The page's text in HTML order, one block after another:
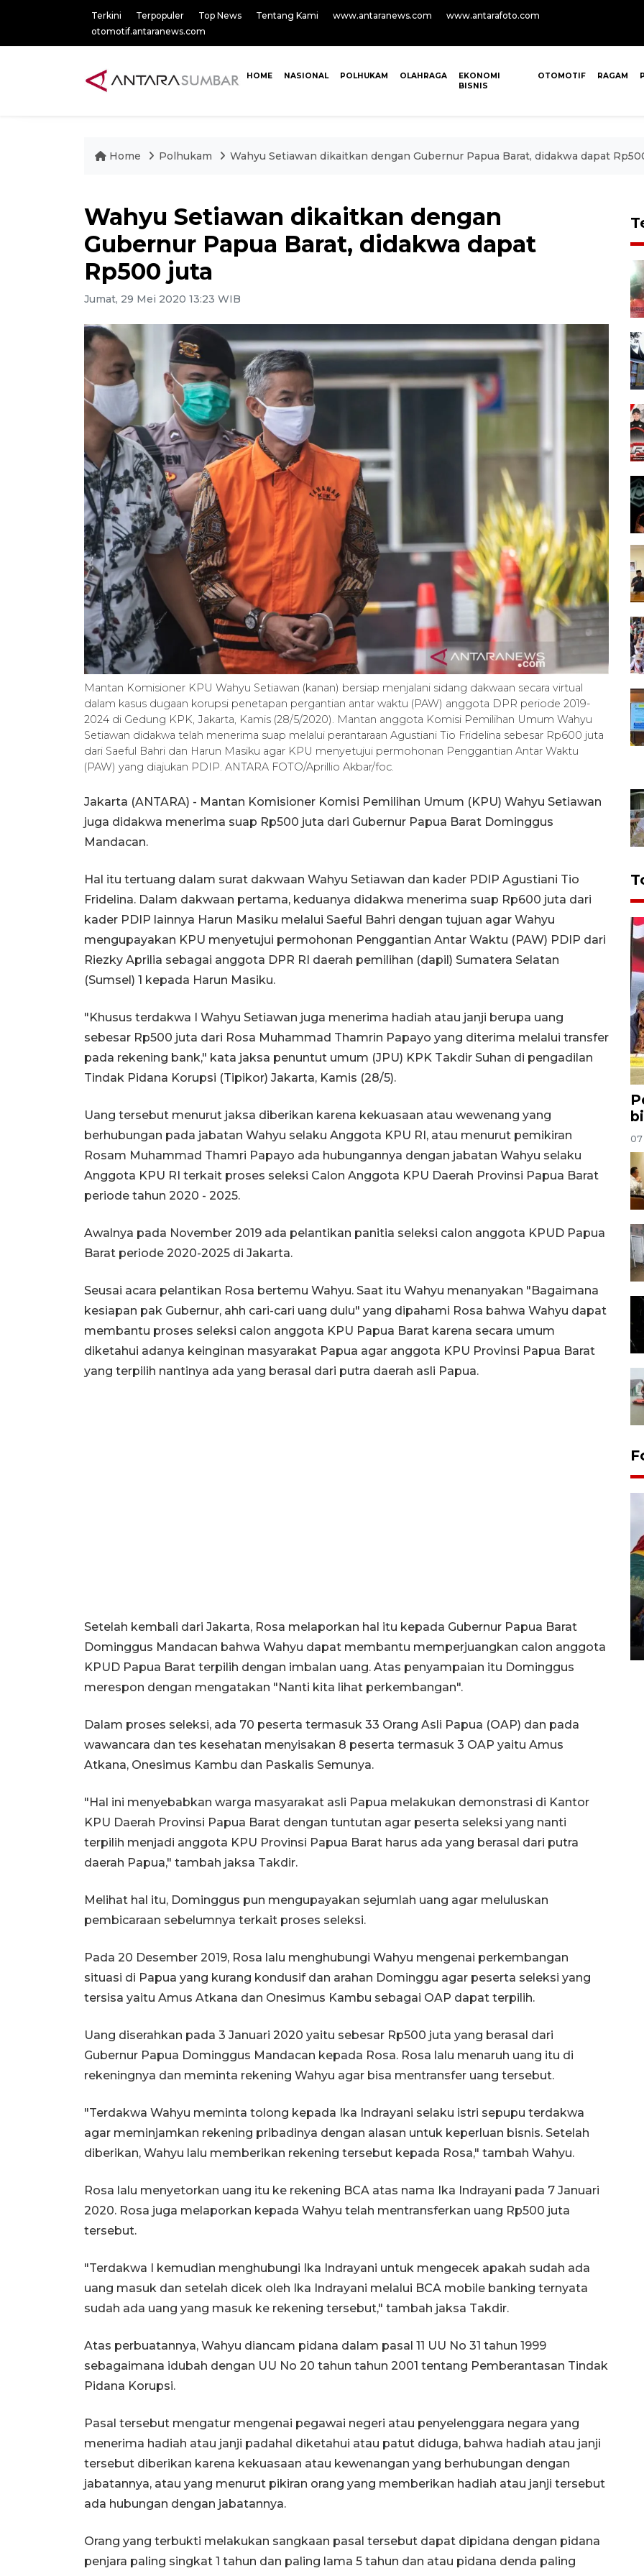
Terkini Terpopuler Top News Tentang Kami www.antaranews.com
www.antarafoto.com
otomotif.antaranews.com
HOME NASIONAL POLHUKAM OLAHRAGA
EKONOMI
BISNIS
OTOMOTIF RAGAM
Home Polhukam Wahyu Setiawan dikaitkan dengan Gubernur Papua Barat, didakwa dapat
Wahyu Setiawan dikaitkan dengan
Gubernur Papua Barat, didakwa dapat
Rp500 juta
Jumat, 29 Mei 2020 13:23 WIB
Mantan Komisioner KPU Wahyu Setiawan (kanan) bersiap menjalani sidang dakwaan secara virtual
dalam kasus dugaan korupsi penetapan pergantian antar waktu (PAW) anggota DPR periode 2019-
2024 di Gedung KPK, Jakarta, Kamis (28/5/2020). Mantan anggota Komisi Pemilihan Umum Wahyu
Setiawan didakwa telah menerima suap melalui perantaraan Agustiani Tio Fridelina sebesar Rp600 juta
dari Saeful Bahri dan Harun Masiku agar KPU menyetujui permohonan Penggantian Antar Waktu
(PAW) yang diajukan PDIP. ANTARA FOTO/Aprillio Akbar/foc.
Jakarta (ANTARA) - Mantan Komisioner Komisi Pemilihan Umum (KPU) Wahyu Setiawan
juga didakwa menerima suap Rp500 juta dari Gubernur Papua Barat Dominggus
Mandacan.
Hal itu tertuang dalam surat dakwaan Wahyu Setiawan dan kader PDIP Agustiani Tio
Fridelina. Dalam dakwaan pertama, keduanya didakwa menerima suap Rp600 juta dari
kader PDIP lainnya Harun Masiku melalui Saeful Bahri dengan tujuan agar Wahyu
mengupayakan KPU menyetujui permohonan Penggantian Antar Waktu (PAW) PDIP dari
Riezky Aprilia sebagai anggota DPR RI daerah pemilihan (dapil) Sumatera Selatan
(Sumsel) 1 kepada Harun Masiku.
"Khusus terdakwa I Wahyu Setiawan juga menerima hadiah atau janji berupa uang
sebesar Rp500 juta dari Rosa Muhammad Thamrin Papayo yang diterima melalui transfer
pada rekening bank," kata jaksa penuntut umum (JPU) KPK Takdir Suhan di pengadilan
Tindak Pidana Korupsi (Tipikor) Jakarta, Kamis (28/5).
Uang tersebut menurut jaksa diberikan karena kekuasaan atau wewenang yang
berhubungan pada jabatan Wahyu selaku Anggota KPU RI, atau menurut pemikiran
Rosam Muhammad Thamri Papayo ada hubungannya dengan jabatan Wahyu selaku
Anggota KPU RI terkait proses seleksi Calon Anggota KPU Daerah Provinsi Papua Barat
periode tahun 2020 - 2025.
Awalnya pada November 2019 ada pelantikan panitia seleksi calon anggota KPUD Papua
Barat periode 2020-2025 di Jakarta.
Seusai acara pelantikan Rosa bertemu Wahyu. Saat itu Wahyu menanyakan "Bagaimana
kesiapan pak Gubernur, ahh cari-cari uang dulu" yang dipahami Rosa bahwa Wahyu dapat
membantu proses seleksi calon anggota KPU Papua Barat karena secara umum
diketahui adanya keinginan masyarakat Papua agar anggota KPU Provinsi Papua Barat
yang terpilih nantinya ada yang berasal dari putra daerah asli Papua.
Setelah kembali dari Jakarta, Rosa melaporkan hal itu kepada Gubernur Papua Barat
Dominggus Mandacan bahwa Wahyu dapat membantu memperjuangkan calon anggota
KPUD Papua Barat terpilih dengan imbalan uang. Atas penyampaian itu Dominggus
merespon dengan mengatakan "Nanti kita lihat perkembangan".
Dalam proses seleksi, ada 70 peserta termasuk 33 Orang Asli Papua (OAP) dan pada
wawancara dan tes kesehatan menyisakan 8 peserta termasuk 3 OAP yaitu Amus
Atkana, Onesimus Kambu dan Paskalis Semunya.
"Hal ini menyebabkan warga masyarakat asli Papua melakukan demonstrasi di Kantor
KPU Daerah Provinsi Papua Barat dengan tuntutan agar peserta seleksi yang nanti
terpilih menjadi anggota KPU Provinsi Papua Barat harus ada yang berasal dari putra
daerah Papua," tambah jaksa Takdir.
Melihat hal itu, Dominggus pun mengupayakan sejumlah uang agar meluluskan
pembicaraan sebelumnya terkait proses seleksi.
Pada 20 Desember 2019, Rosa lalu menghubungi Wahyu mengenai perkembangan
situasi di Papua yang kurang kondusif dan arahan Dominggu agar peserta seleksi yang
tersisa yaitu Amus Atkana dan Onesimus Kambu sebagai OAP dapat terpilih.
Uang diserahkan pada 3 Januari 2020 yaitu sebesar Rp500 juta yang berasal dari
Gubernur Papua Dominggus Mandacan kepada Rosa. Rosa lalu menaruh uang itu di
rekeningnya dan meminta rekening Wahyu agar bisa mentransfer uang tersebut.
"Terdakwa Wahyu meminta tolong kepada Ika Indrayani selaku istri sepupu terdakwa
agar meminjamkan rekening pribadinya dengan alasan untuk keperluan bisnis. Setelah
diberikan, Wahyu lalu memberikan rekening tersebut kepada Rosa," tambah Wahyu.
Rosa lalu menyetorkan uang itu ke rekening BCA atas nama Ika Indrayani pada 7 Januari
2020. Rosa juga melaporkan kepada Wahyu telah mentransferkan uang Rp500 juta
tersebut.
"Terdakwa I kemudian menghubungi Ika Indrayani untuk mengecek apakah sudah ada
uang masuk dan setelah dicek oleh Ika Indrayani melalui BCA mobile banking ternyata
sudah ada uang yang masuk ke rekening tersebut," tambah jaksa Takdir.
Atas perbuatannya, Wahyu diancam pidana dalam pasal 11 UU No 31 tahun 1999
sebagaimana idubah dengan UU No 20 tahun tahun 2001 tentang Pemberantasan Tindak
Pidana Korupsi.
Pasal tersebut mengatur mengenai pegawai negeri atau penyelenggara negara yang
menerima hadiah atau janji padahal diketahui atau patut diduga, bahwa hadiah atau janji
tersebut diberikan karena kekuasaan atau kewenangan yang berhubungan dengan
jabatannya, atau yang menurut pikiran orang yang memberikan hadiah atau janji tersebut
ada hubungan dengan jabatannya.
Orang yang terbukti melakukan sangkaan pasal tersebut dapat dipidana dengan pidana
penjara paling singkat 1 tahun dan paling lama 5 tahun dan atau pidana denda paling
07
Lintas Sumatera di Sumbar
05 August 2026 10:35 WIB